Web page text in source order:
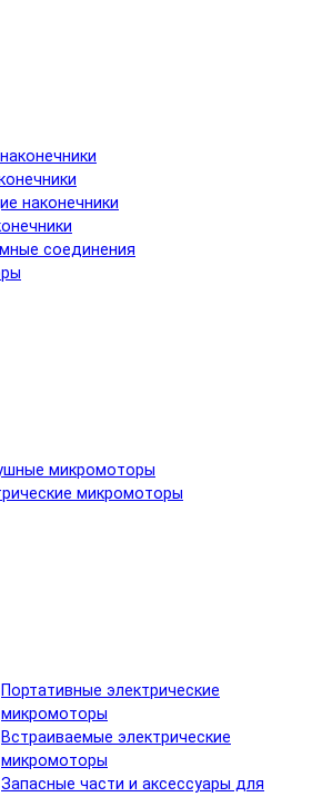
наконечники
соединения
микромоторы
микромоторы
Портативные электрические
микромоторы
Встраиваемые электрические
микромоторы
Запасные части и аксессуары для